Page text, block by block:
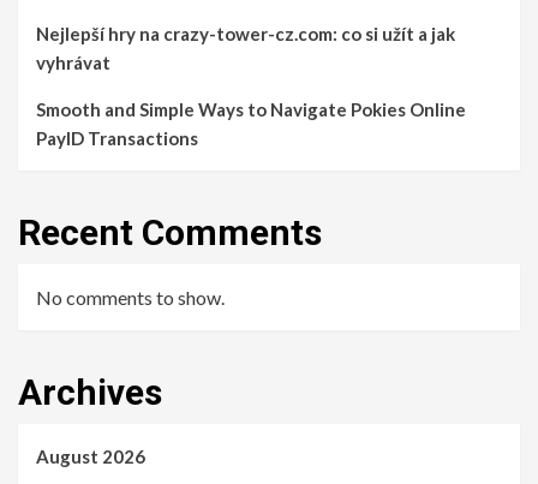
Nejlepší hry na crazy-tower-cz.com: co si užít a jak
vyhrávat
Smooth and Simple Ways to Navigate Pokies Online
PayID Transactions
Recent Comments
No comments to show.
Archives
August 2026